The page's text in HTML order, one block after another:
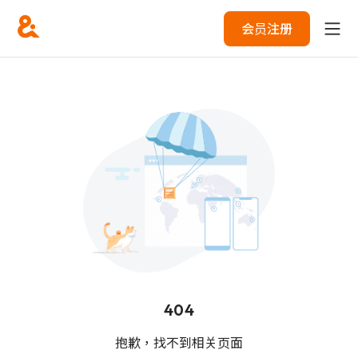
会员注册
404
抱歉，找不到相关页面